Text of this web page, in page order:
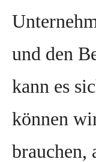
und den
kann es
können
brauchen,